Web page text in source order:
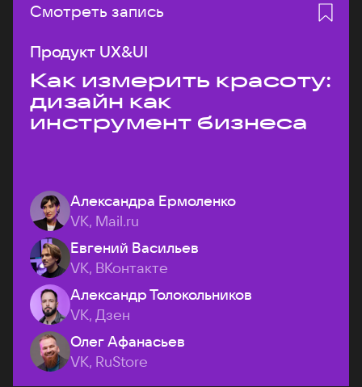
Смотреть запись
Продукт UX&UI
Как измерить красоту:
дизайн как
инструмент бизнеса
Александра Ермоленко
VK, Mail.ru
Евгений Васильев
VK, ВКонтакте
Александр Толокольников
VK, Дзен
Олег Афанасьев
VK, RuStore